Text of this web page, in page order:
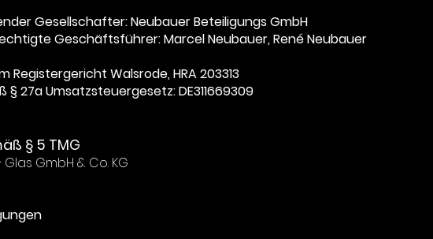
Gesellschafter: Neubauer Beteiligungs GmbH
Geschäftsführer: Marcel Neubauer,RenéNeubauer
Registergericht Walsrode, HRA 203313
§ 27a Umsatzsteuergesetz: DE311669309
§ 5 TMG
GmbH & Co. KG